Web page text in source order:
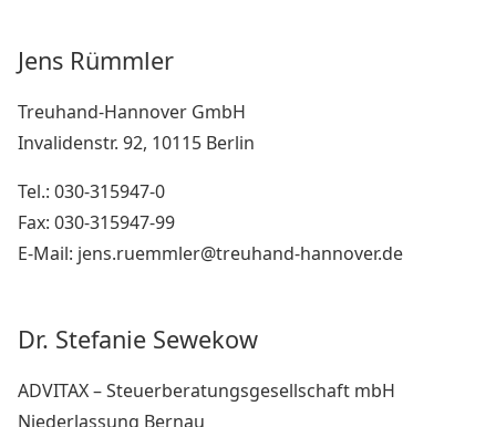
Jens Rümmler
Treuhand-Hannover GmbH
Invalidenstr. 92, 10115 Berlin
Tel.: 030-315947-0
Fax: 030-315947-99
E-Mail: jens.ruemmler@treuhand-hannover.de
Dr. Stefanie Sewekow
ADVITAX – Steuerberatungsgesellschaft mbH
Niederlassung Bernau